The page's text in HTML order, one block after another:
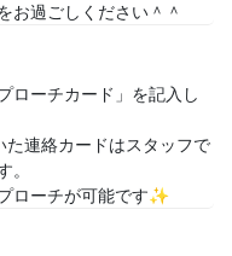
お過ごしください＾＾
ローチカード」を記入し
連絡カードはスタッフで
。
ローチが可能です✨